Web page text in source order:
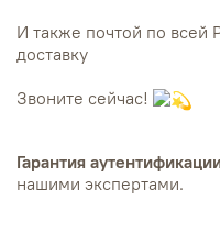
И также почтой по всей
доставку
Звоните сейчас!
Гарантия
нашими экспертами.